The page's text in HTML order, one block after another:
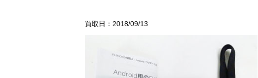
買取日：2018/09/13